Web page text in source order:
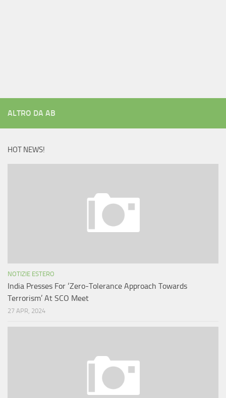
ALTRO DA AB
HOT NEWS!
NOTIZIE ESTERO
India Presses For ‘Zero-Tolerance Approach Towards
Terrorism’ At SCO Meet
27 APR, 2024